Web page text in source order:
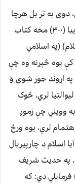
دوی به تر بل هرچا
دې مسایلو ته پام کوي، ما په دې برخه کې تقریبا (۳۰۰) مخه کتاب
(په اسلامي
یوه څېړنه وه چې
اړوند جوړ شوی ؤ
لري، څوک
وویني چې زموږ
لري، یوه ورځ
اسلام د چارپیریال
په حدیث شریف
دي: که